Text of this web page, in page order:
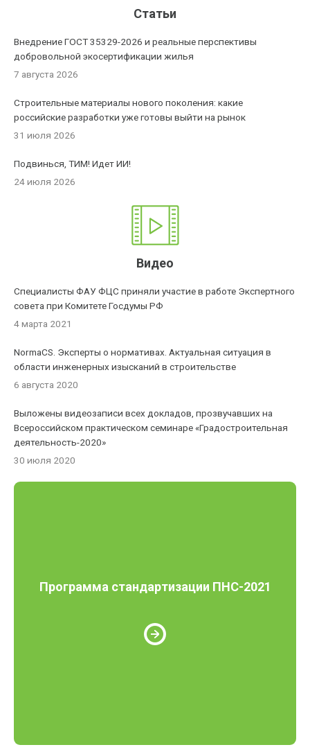
Статьи
Внедрение ГОСТ 35329-2026 и реальные перспективы
добровольной экосертификации жилья
7 августа 2026
Строительные материалы нового поколения: какие
российские разработки уже готовы выйти на рынок
31 июля 2026
Подвинься, ТИМ! Идет ИИ!
24 июля 2026
Видео
Специалисты ФАУ ФЦС приняли участие в работе Экспертного
совета при Комитете Госдумы РФ
4 марта 2021
NormaCS. Эксперты о нормативах. Актуальная ситуация в
области инженерных изысканий в строительстве
6 августа 2020
Выложены видеозаписи всех докладов, прозвучавших на
Всероссийском практическом семинаре «Градостроительная
деятельность-2020»
30 июля 2020
Программа стандартизации ПНС-2021